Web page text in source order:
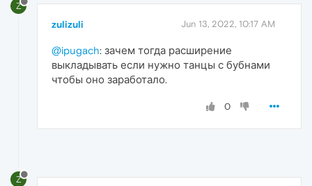
Z
zulizuli Jun 13, 2022, 10:17 AM
@ipugach: зачем тогда расширение
выкладывать если нужно танцы с бубнами
чтобы оно заработало.
0
Z